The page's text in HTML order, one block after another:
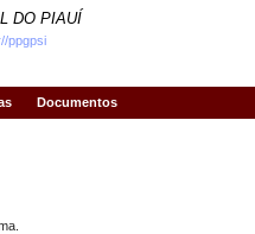
DO PIAUÍ
ppgpsi
Documentos